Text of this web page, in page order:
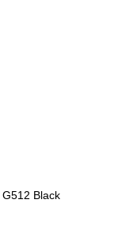
G512 Black